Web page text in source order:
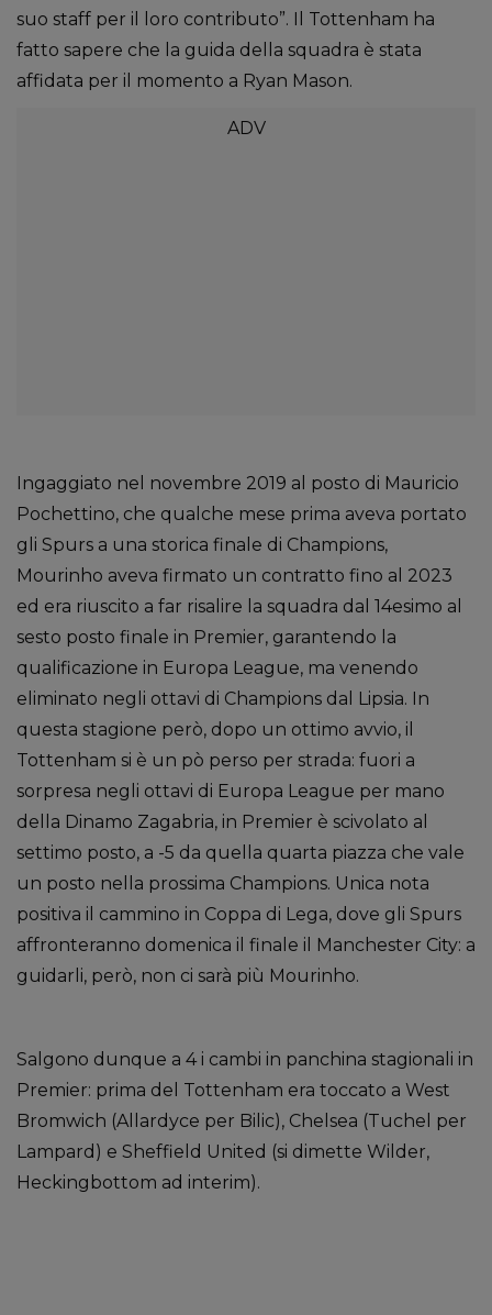
suo staff per il loro contributo”. Il Tottenham ha
fatto sapere che la guida della squadra è stata
affidata per il momento a Ryan Mason.
Ingaggiato nel novembre 2019 al posto di Mauricio
Pochettino, che qualche mese prima aveva portato
gli Spurs a una storica finale di Champions,
Mourinho aveva firmato un contratto fino al 2023
ed era riuscito a far risalire la squadra dal 14esimo al
sesto posto finale in Premier, garantendo la
qualificazione in Europa League, ma venendo
eliminato negli ottavi di Champions dal Lipsia. In
questa stagione però, dopo un ottimo avvio, il
Tottenham si è un pò perso per strada: fuori a
sorpresa negli ottavi di Europa League per mano
della Dinamo Zagabria, in Premier è scivolato al
settimo posto, a -5 da quella quarta piazza che vale
un posto nella prossima Champions. Unica nota
positiva il cammino in Coppa di Lega, dove gli Spurs
affronteranno domenica il finale il Manchester City: a
guidarli, però, non ci sarà più Mourinho.
Salgono dunque a 4 i cambi in panchina stagionali in
Premier: prima del Tottenham era toccato a West
Bromwich (Allardyce per Bilic), Chelsea (Tuchel per
Lampard) e Sheffield United (si dimette Wilder,
Heckingbottom ad interim).